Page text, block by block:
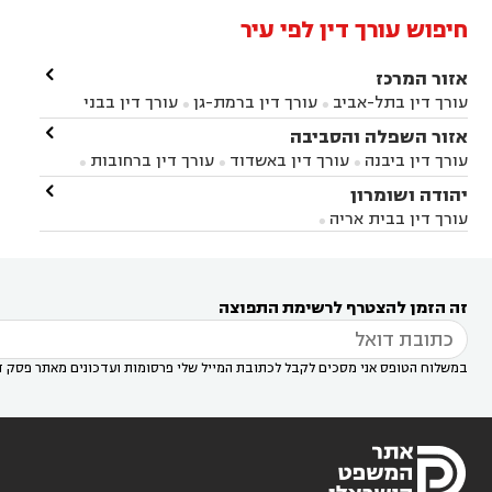
חיפוש עורך דין לפי עיר
אזור המרכז
עורך דין בתל-אביב  עורך דין ברמת-גן 
עורך דין בבני
ברק עורך דין בפתח תקווה עורך דין בראשון לציון
עורך דין ברחובות עורך דין בנס ציונה
במודיעין
עורך דין בהרצליה עורך דין בחולון
עורך
דין בקרית אונו
אונו
עורך דין בבת ים
דין בשוהם 

אזור השפלה והסביבה
עורך דין ביבנה  עורך דין באשדוד  עורך דין ברחובות 
עורך דין בראשון לציון עורך דין במודיעין
עורך דין
בבאר יעקב
עורך דין בגדרה

יהודה ושומרון
עורך דין בבית אריה 

זה הזמן להצטרף לרשימת התפוצה
במשלוח הטופס אני מסכים לקבל לכתובת המייל שלי פרסומות ועדכונים מאתר פסק